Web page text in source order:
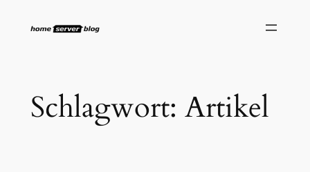
Inhalt
Schlagwort: Artikel